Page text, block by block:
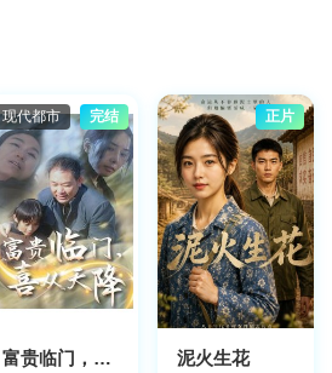
现代都市 完结
富贵临门，喜从天降
正片
泥火生花